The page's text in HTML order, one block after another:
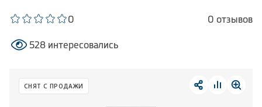
Стиральные и сушильные машины
Посудомоечные машины
Встраиваемая техника
0 0 отзывов
528 интересовались
СНЯТ С ПРОДАЖИ